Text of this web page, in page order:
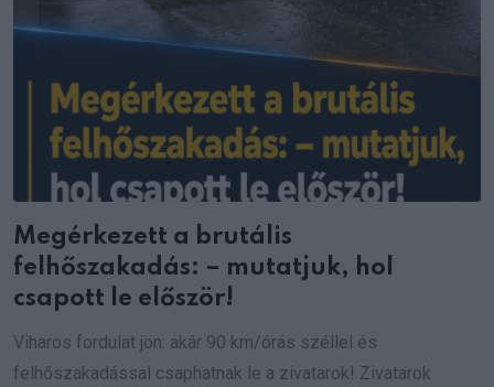
Megérkezett a brutális
felhőszakadás: – mutatjuk, hol
csapott le először!
Viharos fordulat jön: akár 90 km/órás széllel és
felhőszakadással csaphatnak le a zivatarok! Zivatarok